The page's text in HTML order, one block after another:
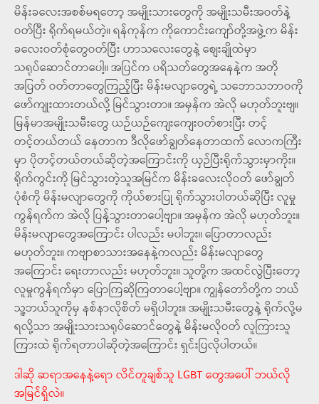
မိန်းခလေးအစစ်မရတော့ အမျိုးသားတွေကို အမျိုးသမီးအဝတ်နဲ့
ဝတ်ပြီး ရိုက်ရမယ်တဲ့။ ရန်ကုန်က ကိုကောင်းကျော်တို့အဖွဲ့က မိန်း
ခလေးဝတ်စုံတွေဝတ်ပြီး ဟာသလေးတွေနဲ့ စျေးချိုထဲမှာ
သရုပ်ဆောင်တာပေါ့။ အပြင်က ပရိသတ်တွေအနေနဲ့က အတို
အပြတ် ဝတ်တာတွေကြည့်ပြီး မိန်းမလျာတွေရဲ့ သဘောသဘာဝကို
ဖော်ကျုးထားတယ်လို့ မြင်သွားတာ။ အမှန်က အဲလို မဟုတ်ဘူးဗျ။
မြန်မာအမျိုးသမီးတွေ ယဉ်ယဉ်ကျေးကျေးဝတ်စားပြီး တင့်
တင့်တယ်တယ် နေတာက ဒီလိုဖော်ချွတ်နေတာထက် လောကကြီး
မှာ ပိုတင့်တယ်တယ်ဆိုတဲ့အကြောင်းကို ယှဉ်ပြီးရိုက်သွားမှာကိုး။
ရိုက်ကွင်းကို မြင်သွားတဲ့သူအမြင်က မိန်းခလေးလိုဝတ် ဖော်ချွတ်
ပုံစံကို မိန်းမလျာတွေကို ကိုယ်စားပြု ရိုက်သွားပါတယ်ဆိုပြီး လူမှု
ကွန်ရက်က အဲလို ပြန့်သွားတာပေါ့ဗျာ။ အမှန်က အဲလို မဟုတ်ဘူး။
မိန်းမလျာတွေအကြောင်း ပါလည်း မပါဘူး။ ပြောတာလည်း
မဟုတ်ဘူး။ ကဗျာစာသားအနေနဲ့ကလည်း မိန်းမလျာတွေ
အကြောင်း ရေးတာလည်း မဟုတ်ဘူး။ သူတို့က အထင်လွဲပြီးတော့
လူမှုကွန်ရက်မှာ ပြောကြဆိုကြတာပေါ့ဗျာ။ ကျွန်တော်တို့က ဘယ်
သူ့ဘယ်သူကိုမှ နစ်နာလိုစိတ် မရှိပါဘူး။ အမျိုးသမီးတွေနဲ့ ရိုက်လို့မ
ရလို့သာ အမျိုးသားသရုပ်ဆောင်တွေနဲ့ မိန်းမလိုဝတ် လူကြားသူ
ကြားထဲ ရိုက်ရတာပါဆိုတဲ့အကြောင်း ရှင်းပြလိုပါတယ်။
ဒါဆို ဆရာအနေနဲ့ရော လိင်တူချစ်သူ LGBT တွေအပေါ် ဘယ်လို
အမြင်ရှိလဲ။